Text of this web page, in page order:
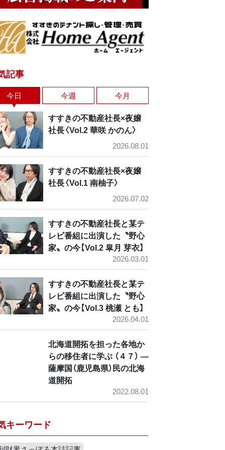
記事
今日 今週 今月
すすきの不動産社長×夜嬢
社長〈Vol.2 華咲 かのん〉
2026.08.01
すすきの不動産社長×夜嬢
社長〈Vol.1 南柚子〉
2026.07.02
すすきの不動産社長と某テ
レビ番組に出演した〝野心
家〟の今【Vol.2 皐月 芽衣】
2026.03.01
すすきの不動産社長と某テ
レビ番組に出演した〝野心
家〟の今【Vol.3 桃瀬 とも】
2026.04.01
北海道開拓を担った各地か
らの移住者に学ぶ （４７） ―
薩摩国（鹿児島県）民の北海
道開拓
2022.08.01
キーワード